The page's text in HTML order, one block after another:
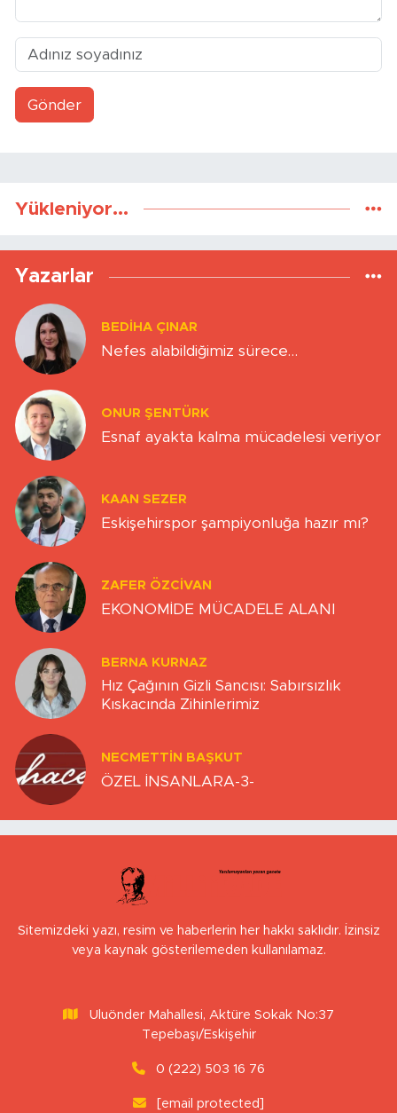
Gönder
Yükleniyor...
Yazarlar
BEDIHA ÇINAR
Nefes alabildiğimiz sürece…
ONUR ŞENTÜRK
Esnaf ayakta kalma mücadelesi veriyor
KAAN SEZER
Eskişehirspor şampiyonluğa hazır mı?
ZAFER ÖZCIVAN
EKONOMİDE MÜCADELE ALANI
BERNA KURNAZ
Hız Çağının Gizli Sancısı: Sabırsızlık
Kıskacında Zihinlerimiz
NECMETTIN BAŞKUT
ÖZEL İNSANLARA-3-
Sitemizdeki yazı, resim ve haberlerin her hakkı saklıdır. İzinsiz
veya kaynak gösterilemeden kullanılamaz.
Uluönder Mahallesi, Aktüre Sokak No:37
Tepebaşı/Eskişehir
0 (222) 503 16 76
[email protected]